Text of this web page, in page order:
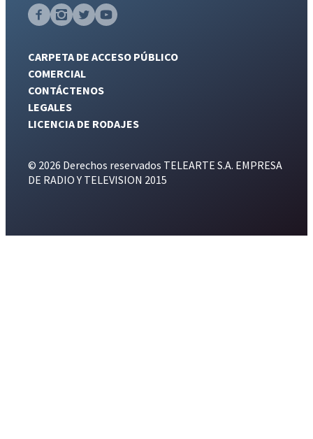
CARPETA DE ACCESO PÚBLICO
COMERCIAL
CONTÁCTENOS
LEGALES
LICENCIA DE RODAJES
© 2026 Derechos reservados TELEARTE S.A. EMPRESA
DE RADIO Y TELEVISION 2015